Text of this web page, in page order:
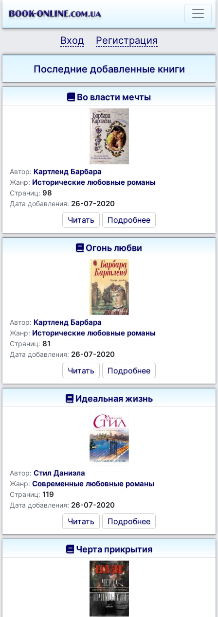
Вход Регистрация
Последние добавленные книги
Во власти мечты
Автор: Картленд Барбара
Жанр: Исторические любовные романы
Страниц: 98
Дата добавления: 26-07-2020
Читать Подробнее
Огонь любви
Автор: Картленд Барбара
Жанр: Исторические любовные романы
Страниц: 81
Дата добавления: 26-07-2020
Читать Подробнее
Идеальная жизнь
Автор: Стил Даниэла
Жанр: Современные любовные романы
Страниц: 119
Дата добавления: 26-07-2020
Читать Подробнее
Черта прикрытия